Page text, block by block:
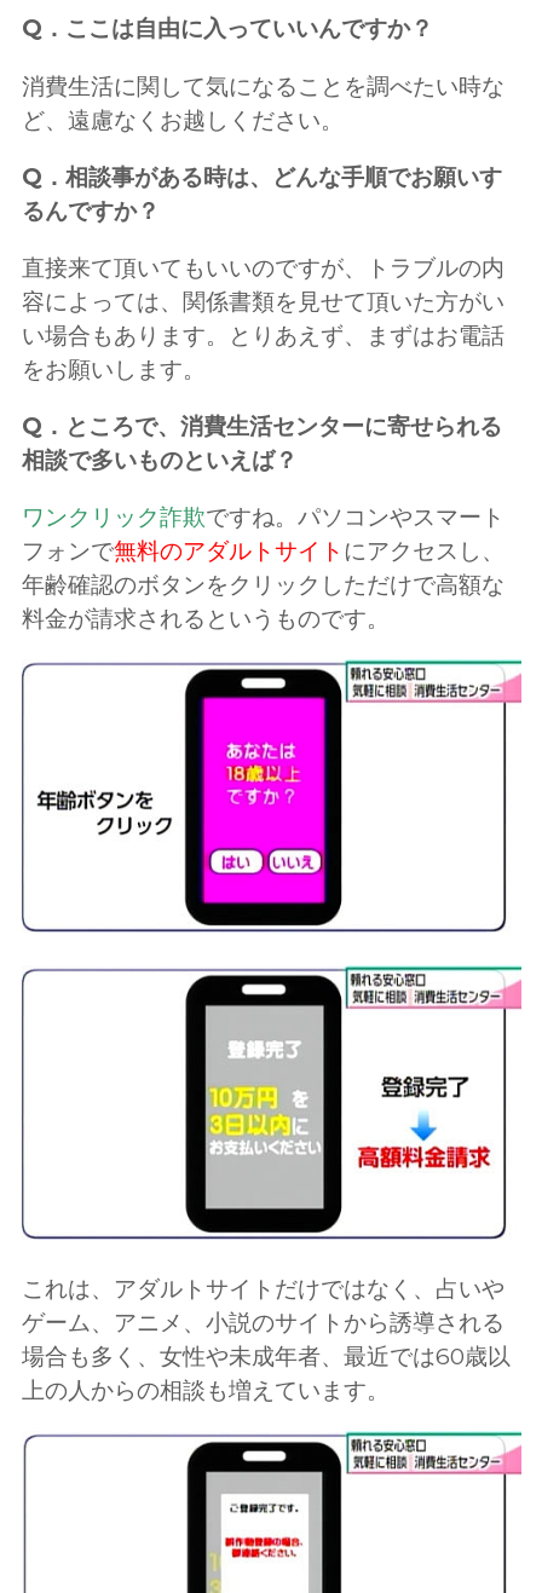
Q．ここは自由に入っていいんですか？
消費生活に関して気になることを調べたい時な
ど、遠慮なくお越しください。
Q．相談事がある時は、どんな手順でお願いす
るんですか？
直接来て頂いてもいいのですが、トラブルの内
容によっては、関係書類を見せて頂いた方がい
い場合もあります。とりあえず、まずはお電話
をお願いします。
Q．ところで、消費生活センターに寄せられる
相談で多いものといえば？
ワンクリック詐欺ですね。パソコンやスマート
フォンで無料のアダルトサイト にアクセスし、
年齢確認のボタンをクリックしただけで高額な
料金が請求されるというものです。
これは、アダルトサイトだけではなく、占いや
ゲーム、アニメ、小説のサイトから誘導される
場合も多く、女性や未成年者、最近では60歳以
上の人からの相談も増えています。